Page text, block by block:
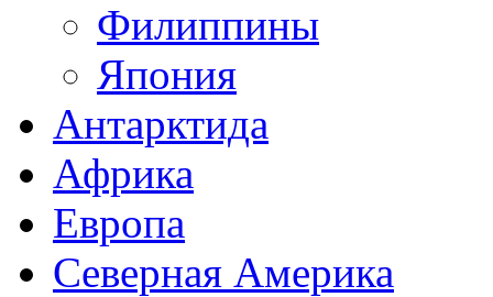
Филиппины
Япония
Антарктида
Африка
Европа
Северная Америка